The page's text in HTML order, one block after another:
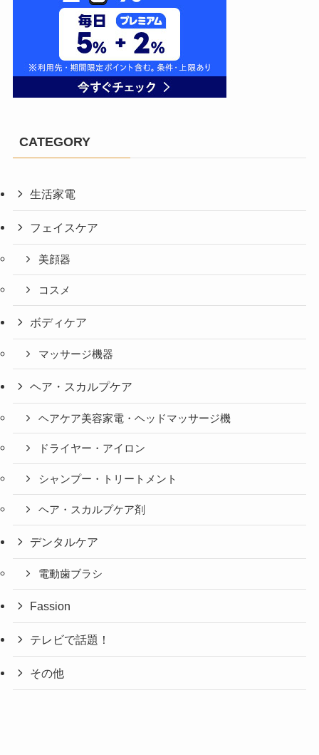
CATEGORY
生活家電
フェイスケア
美顔器
コスメ
ボディケア
マッサージ機器
ヘア・スカルプケア
ヘアケア美容家電・ヘッドマッサージ機
ドライヤー・アイロン
シャンプー・トリートメント
ヘア・スカルプケア剤
デンタルケア
電動歯ブラシ
Fassion
テレビで話題！
その他